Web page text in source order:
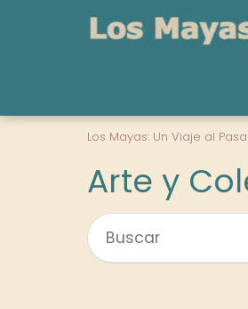
Los Mayas: Un Viaje al
Arte y